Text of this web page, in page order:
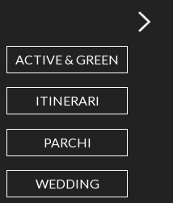
(.) as decimal separator.
ACTIVE & GREEN
ITINERARI
PARCHI
WEDDING